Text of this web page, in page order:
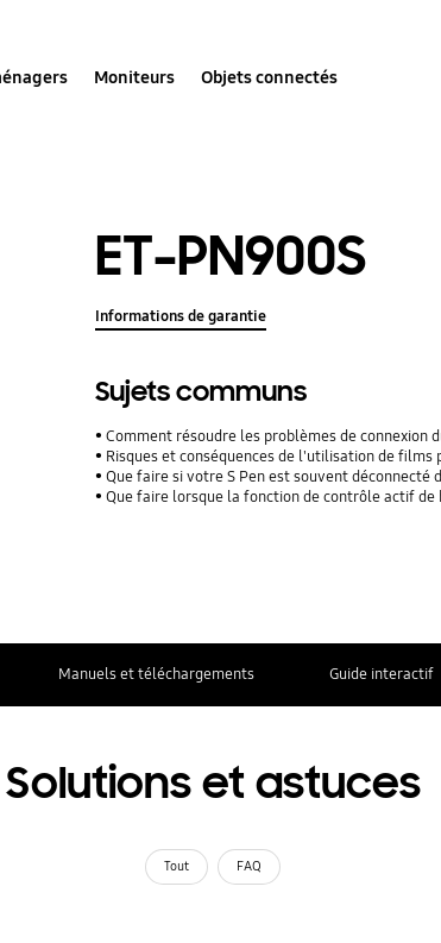
Moniteurs Objets connectés
ET-PN900S
Informations de garantie
Sujets communs
Comment résoudre les problèmes de connexion
Risques et conséquences de l'utilisation de films
Que faire si votre S Pen est souvent déconnecté
Que faire lorsque la fonction de contrôle actif de
Manuels et téléchargements Guide interactif
Solutions et astuces
Tout FAQ